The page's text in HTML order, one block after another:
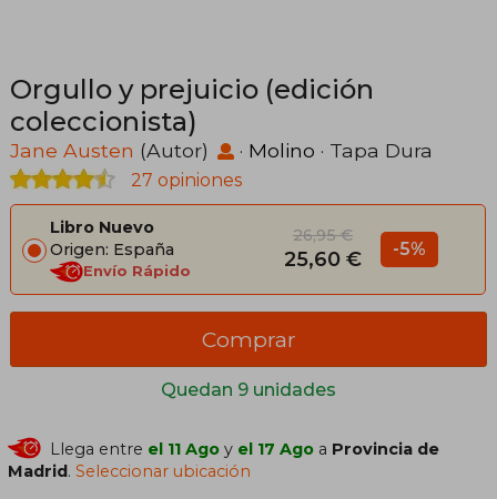
Orgullo y prejuicio (edición
coleccionista)
Jane Austen (Autor) · Molino · Tapa Dura
27 opiniones
Libro Nuevo
Origen: España
Envío Rápido
26,95 €
25,60 € -5%
Quedan 9 unidades
Comprar
Llega entre el 11 Ago y el 17 Ago a Provincia de
Madrid .Seleccionar ubicación